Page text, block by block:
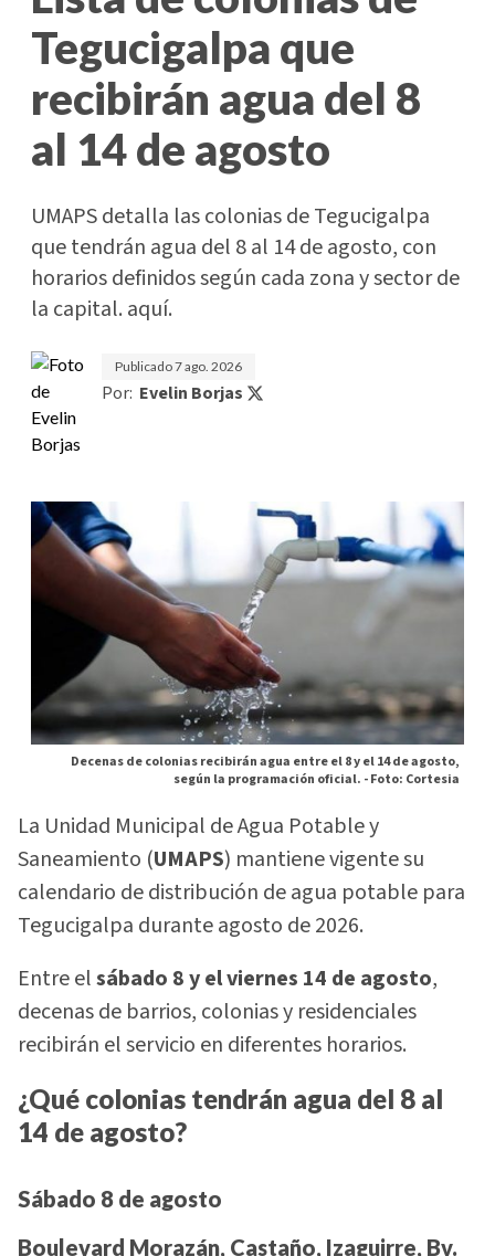
Tegucigalpa que
recibirán agua del 8
al 14 de agosto
UMAPS detalla las colonias de Tegucigalpa
que tendrán agua del 8 al 14 de agosto, con
horarios definidos según cada zona y sector de
la capital. aquí.
Publicado7 ago. 2026
Por: Evelin Borjas
Decenas de colonias recibirán agua entre el 8 y el 14 de agosto,
según la programación oficial. -Foto: Cortesia
La Unidad Municipal de Agua Potable y
Saneamiento (UMAPS) mantiene vigente su
calendario de distribución de agua potable para
Tegucigalpa durante agosto de 2026.
Entre elsábado 8 y el viernes 14 de agosto,
decenas de barrios, colonias y residenciales
recibirán el servicio en diferentes horarios.
¿Qué colonias tendrán agua del 8 al
14 de agosto?
Sábado 8 de agosto
Boulevard Morazán, Castaño, Izaguirre, Bv.